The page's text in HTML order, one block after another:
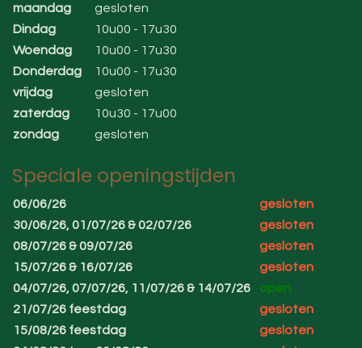
maandag
gesloten
Dindag
10u00 - 17u30
Woendag
10u00 - 17u30
Donderdag
10u00 - 17u30
vrijdag
gesloten
zaterdag
10u30 - 17u00
zondag
gesloten
Speciale openingstijden
06/06/26
gesloten
30/06/26, 01/07/26 & 02/07/26
gesloten
08/07/26 & 09/07/26
gesloten
15/07/26 & 16/07/26
gesloten
04/07/26, 07/07/26, 11/07/26 & 14/07/26
open
21/07/26 feestdag
gesloten
15/08/26 feestdag
gesloten